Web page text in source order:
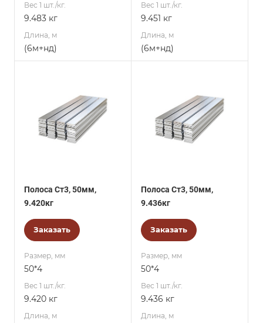
Вес 1 шт./кг.
9.483 кг
Длина, м
(6м+нд)
Вес 1 шт./кг.
9.451 кг
Длина, м
(6м+нд)
Полоса Ст3, 50мм,
9.420кг
Заказать
Размер, мм
50*4
Вес 1 шт./кг.
9.420 кг
Длина, м
Полоса Ст3, 50мм,
9.436кг
Заказать
Размер, мм
50*4
Вес 1 шт./кг.
9.436 кг
Длина, м